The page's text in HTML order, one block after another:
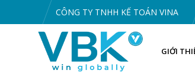
CÔNG TY TNHH KẾ TOÁN VINA
GIỚI